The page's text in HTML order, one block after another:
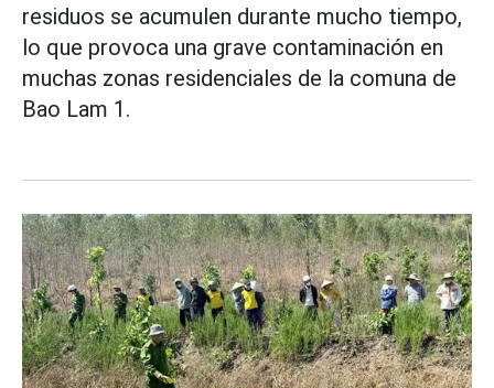
residuos se acumulen durante mucho tiempo,
lo que provoca una grave contaminación en
muchas zonas residenciales de la comuna de
Bao Lam 1.